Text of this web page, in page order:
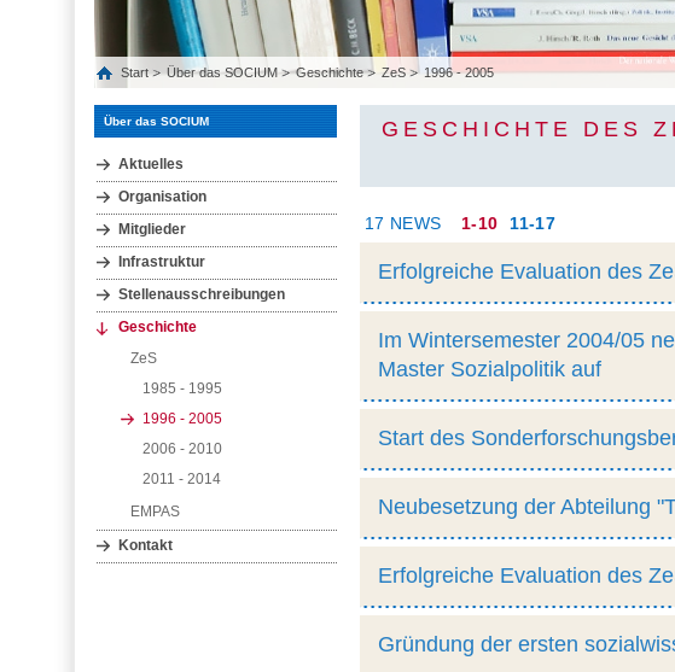
Start Über das SOCIUM Geschichte ZeS 1996 - 2005
Über das SOCIUM
Aktuelles
Organisation
Mitglieder
Infrastruktur
Stellenausschreibungen
Geschichte
ZeS
1985 - 1995
1996 - 2005
2006 - 2010
2011 - 2014
EMPAS
Kontakt
GESCHICHTE DES
17 NEWS 1-10 11-17
Erfolgreiche Evaluation des
Im Wintersemester 2004/05
Master Sozialpolitik auf
Start des
Neubesetzung der Abteilung
Erfolgreiche Evaluation des
Gründung der ersten